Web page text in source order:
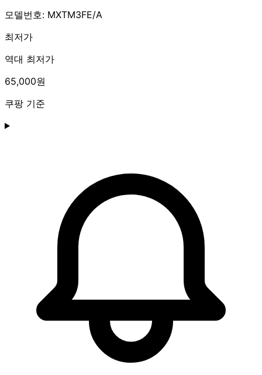
모델번호: MXTM3FE/A
최저가
역대 최저가
65,000원
쿠팡 기준